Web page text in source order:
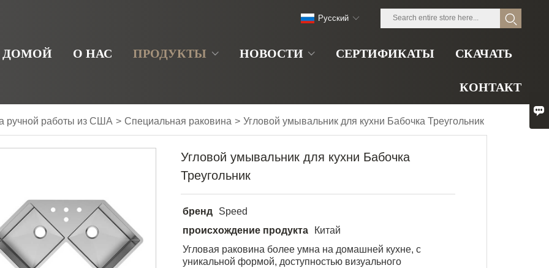
ДОМОЙ О НАС ПРОДУКТЫ НОВОСТИ СЕРТИФИКАТЫ СКАЧАТЬ
КОНТАКТ
Pусский
ручной работы из США > Специальная раковина > Угловой умывальник для кухни Бабочка Треугольник
Угловой умывальник для кухни Бабочка
Треугольник
бренд
Speed
происхождение продукта
Китай
Угловая раковина более умна на домашней кухне, с
уникальной формой, доступностью визуального
